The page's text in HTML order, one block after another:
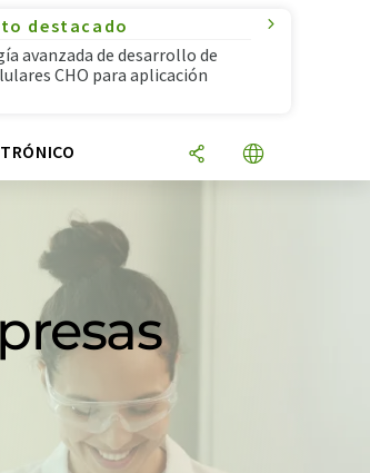
destacado
avanzada de desarrollo de
CHO para aplicación